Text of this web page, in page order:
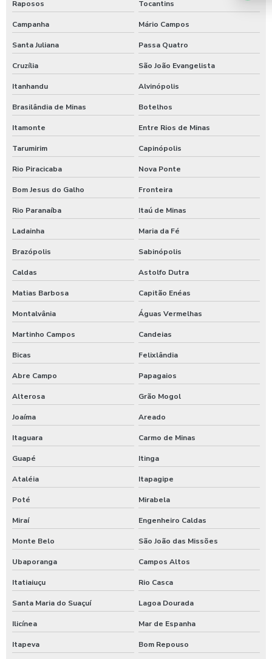
Raposos Tocantins
Campanha Mário Campos
Santa Juliana Passa Quatro
Cruzília São João Evangelista
Itanhandu Alvinópolis
Brasilândia de Minas Botelhos
Itamonte Entre Rios de Minas
Tarumirim Capinópolis
Rio Piracicaba Nova Ponte
Bom Jesus do Galho Fronteira
Rio Paranaíba Itaú de Minas
Ladainha Maria da Fé
Brazópolis Sabinópolis
Caldas Astolfo Dutra
Matias Barbosa Capitão Enéas
Montalvânia Águas Vermelhas
Martinho Campos Candeias
Bicas Felixlândia
Abre Campo Papagaios
Alterosa Grão Mogol
Joaíma Areado
Itaguara Carmo de Minas
Guapé Itinga
Ataléia Itapagipe
Poté Mirabela
Miraí Engenheiro Caldas
Monte Belo São João das Missões
Ubaporanga Campos Altos
Itatiaiuçu Rio Casca
Santa Maria do Suaçuí Lagoa Dourada
Ilicínea Mar de Espanha
Itapeva Bom Repouso